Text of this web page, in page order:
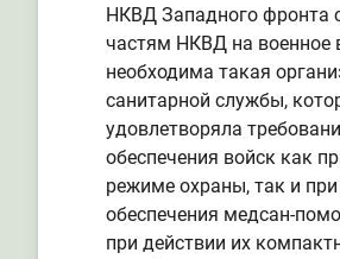
НКВД Западного фронта
частям НКВД на военное
необходима такая
санитарной службы,
удовлетворяла
обеспечения войск как
режиме охраны, так и
обеспечения медсан-
при действии их